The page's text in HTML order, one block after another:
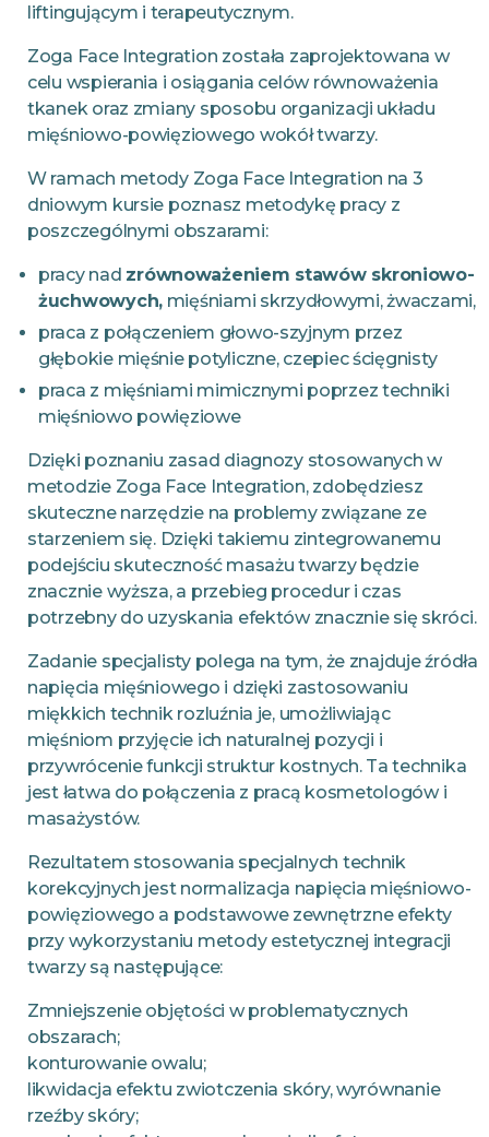
liftingującym i terapeutycznym.
Zoga Face Integration została zaprojektowana w
celu wspierania i osiągania celów równoważenia
tkanek oraz zmiany sposobu organizacji układu
mięśniowo-powięziowego wokół twarzy.
W ramach metody Zoga Face Integration na 3
dniowym kursie poznasz metodykę pracy z
poszczególnymi obszarami:
pracy nad zrównoważeniem stawów skroniowo-
żuchwowych, mięśniami skrzydłowymi, żwaczami,
praca z połączeniem głowo-szyjnym przez
głębokie mięśnie potyliczne, czepiec ścięgnisty
praca z mięśniami mimicznymi poprzez techniki
mięśniowo powięziowe
Dzięki poznaniu zasad diagnozy stosowanych w
metodzie Zoga Face Integration, zdobędziesz
skuteczne narzędzie na problemy związane ze
starzeniem się. Dzięki takiemu zintegrowanemu
podejściu skuteczność masażu twarzy będzie
znacznie wyższa, a przebieg procedur i czas
potrzebny do uzyskania efektów znacznie się skróci.
Zadanie specjalisty polega na tym, że znajduje źródła
napięcia mięśniowego i dzięki zastosowaniu
miękkich technik rozluźnia je, umożliwiając
mięśniom przyjęcie ich naturalnej pozycji i
przywrócenie funkcji struktur kostnych. Ta technika
jest łatwa do połączenia z pracą kosmetologów i
masażystów.
Rezultatem stosowania specjalnych technik
korekcyjnych jest normalizacja napięcia mięśniowo-
powięziowego a podstawowe zewnętrzne efekty
przy wykorzystaniu metody estetycznej integracji
twarzy są następujące:
Zmniejszenie objętości w problematycznych
obszarach;
konturowanie owalu;
likwidacja efektu zwiotczenia skóry, wyrównanie
rzeźby skóry;